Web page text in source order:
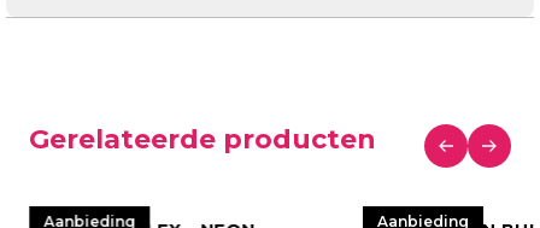
Gerelateerde producten
Aanbieding Aanbieding